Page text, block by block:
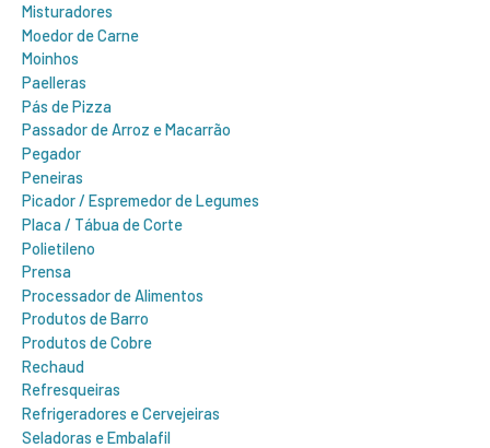
Misturadores
Moedor de Carne
Moinhos
Paelleras
Pás de Pizza
Passador de Arroz e Macarrão
Pegador
Peneiras
Picador / Espremedor de Legumes
Placa / Tábua de Corte
Polietileno
Prensa
Processador de Alimentos
Produtos de Barro
Produtos de Cobre
Rechaud
Refresqueiras
Refrigeradores e Cervejeiras
Seladoras e Embalafil